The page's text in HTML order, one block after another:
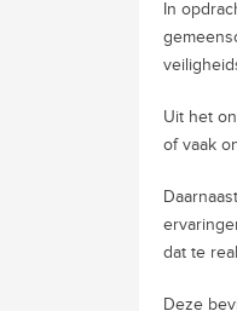
In
Uit het
of vaak
dat te
Deze